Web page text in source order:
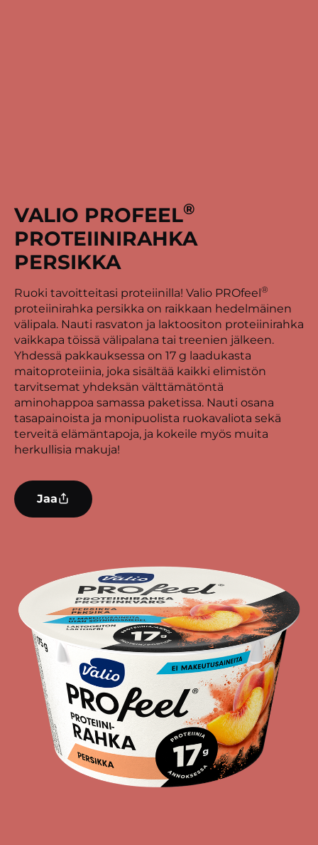
VALIO PROFEEL®
PROTEIINIRAHKA
PERSIKKA
Ruoki tavoitteitasi proteiinilla! Valio PROfeel®
proteiinirahka persikka on raikkaan hedelmäinen
välipala. Nauti rasvaton ja laktoositon proteiinirahka
vaikkapa töissä välipalana tai treenien jälkeen.
Yhdessä pakkauksessa on 17 g laadukasta
maitoproteiinia, joka sisältää kaikki elimistön
tarvitsemat yhdeksän välttämätöntä
aminohappoa samassa paketissa. Nauti osana
tasapainoista ja monipuolista ruokavaliota sekä
terveitä elämäntapoja, ja kokeile myös muita
herkullisia makuja!
Jaa